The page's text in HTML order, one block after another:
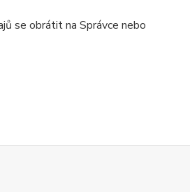
se obrátit na Správce nebo